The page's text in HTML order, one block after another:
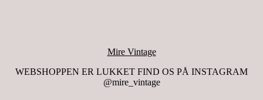
Mire Vintage
WEBSHOPPEN ER LUKKET FIND OS PÅ INSTAGRAM
@mire_vintage